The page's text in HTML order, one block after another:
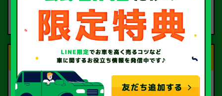
ご依頼ください。
お電話で回答いたしま
す。
Step.3 Step.4